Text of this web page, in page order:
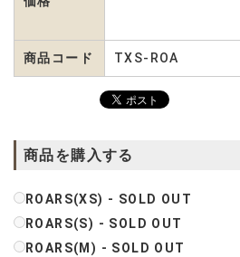
商品コード TXS-ROA
商品を購入する
ROARS(XS) - SOLD OUT
ROARS(S) - SOLD OUT
ROARS(M) - SOLD OUT